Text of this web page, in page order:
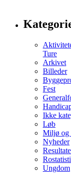
Ture
Arkivet
Billeder
Fest
Ikke
Løb
Miljø og
Nyheder
Ungdom